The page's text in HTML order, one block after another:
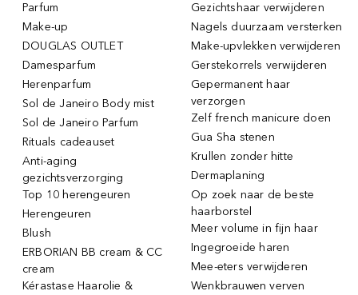
Parfum
Make-up
DOUGLAS OUTLET
Damesparfum
Herenparfum
Sol de Janeiro Body mist
Sol de Janeiro Parfum
Rituals cadeauset
Anti-aging
gezichtsverzorging
Top 10 herengeuren
Herengeuren
Blush
ERBORIAN BB cream & CC
cream
Kérastase Haarolie &
Gezichtshaar verwijderen
Nagels duurzaam versterken
Make-upvlekken verwijderen
Gerstekorrels verwijderen
Gepermanent haar
verzorgen
Zelf french manicure doen
Gua Sha stenen
Krullen zonder hitte
Dermaplaning
Op zoek naar de beste
haarborstel
Meer volume in fijn haar
Ingegroeide haren
Mee-eters verwijderen
Wenkbrauwen verven